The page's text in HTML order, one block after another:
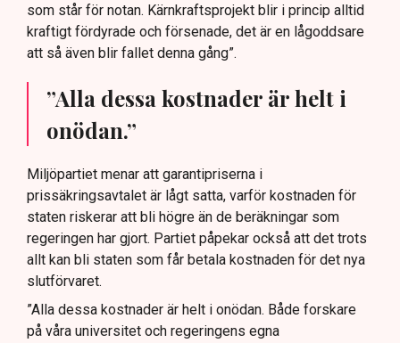
som står för notan. Kärnkraftsprojekt blir i princip alltid
kraftigt fördyrade och försenade, det är en lågoddsare
att så även blir fallet denna gång”.
”Alla dessa kostnader är helt i
onödan.”
Miljöpartiet menar att garantipriserna i
prissäkringsavtalet är lågt satta, varför kostnaden för
staten riskerar att bli högre än de beräkningar som
regeringen har gjort. Partiet påpekar också att det trots
allt kan bli staten som får betala kostnaden för det nya
slutförvaret.
”Alla dessa kostnader är helt i onödan. Både forskare
på våra universitet och regeringens egna